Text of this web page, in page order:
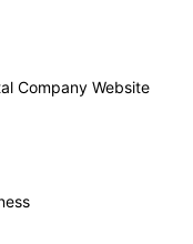
Company Website